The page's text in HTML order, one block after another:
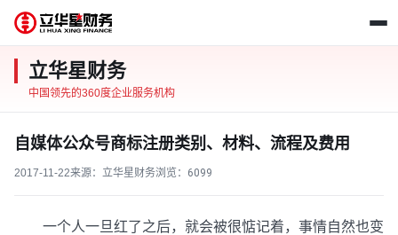
立华星财务
中国领先的360度企业服务机构
自媒体公众号商标注册类别、材料、流程及费用
2017-11-22来源：立华星财务浏览： 6099
一个人一旦红了之后，就会被很惦记着，事情自然也变